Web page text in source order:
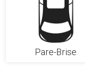
Pare-Brise